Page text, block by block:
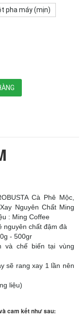
pha máy (mịn)
Cà Phê Mộc,
Nguyên Chất Ming
: Ming Coffee
nguyên chất đậm đà
- 500gr
và chế biến tại vùng
sẽ rang xay 1 lần nên
liệu)
cam kết như sau: